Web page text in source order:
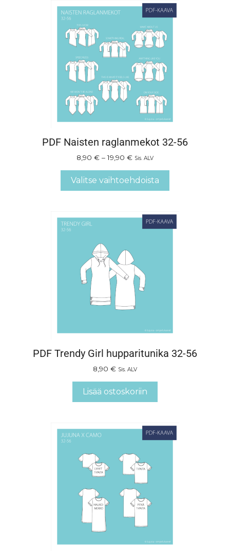
PDF Naisten raglanmekot 32-56
8,90 € – 19,90 € Sis. ALV
Valitse vaihtoehdoista
PDF Trendy Girl hupparitunika 32-56
8,90 € Sis. ALV
Lisää ostoskoriin